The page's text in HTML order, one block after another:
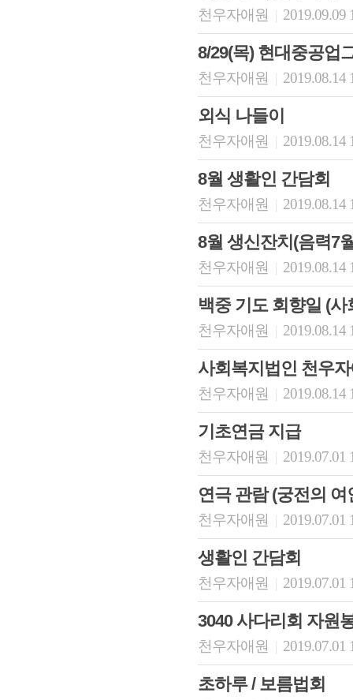
천우자애원 2019.09.09
8/29(목) 현대중공업
천우자애원 2019.08.14
외식 나들이
천우자애원 2019.08.14
8월 생활인 간담회
천우자애원 2019.08.14
8월 생신잔치(음력7
천우자애원 2019.08.14
백중 기도 회향일 (
천우자애원 2019.08.14
사회복지법인 천우
천우자애원 2019.08.14
기초연금 지급
천우자애원 2019.07.01
연극 관람 (궁전의
천우자애원 2019.07.01
생활인 간담회
천우자애원 2019.07.01
3040 사다리회 자원
천우자애원 2019.07.01
초하루 / 보름법회